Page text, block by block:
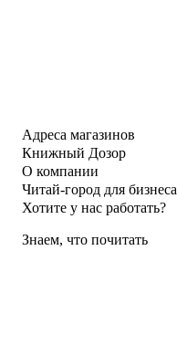
Адреса магазинов
Книжный Дозор
О компании
Читай-город для бизнеса
Хотите у нас работать?
Знаем, что почитать